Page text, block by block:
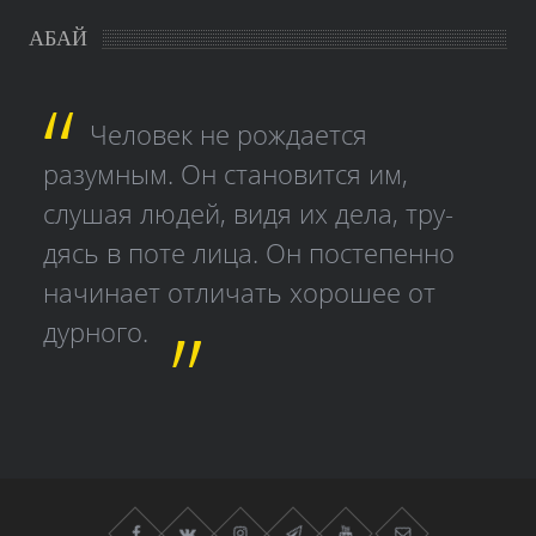
АБАЙ
Человек не рождается
разумным. Он становится им,
слушая людей, видя их дела, тру­
дясь в поте лица. Он постепенно
начинает отличать хорошее от
дурного.